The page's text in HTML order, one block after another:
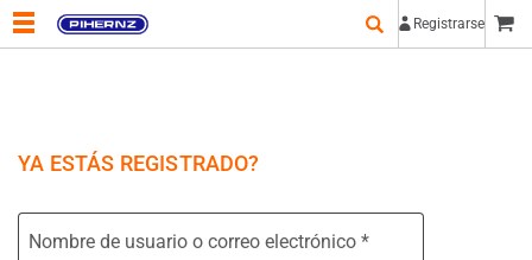
Registrarse
YA ESTÁS REGISTRADO?
Nombre de usuario o correo electrónico *